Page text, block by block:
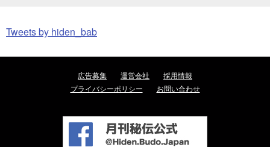
Tweets by hiden_bab
広告募集 運営会社
採用情報
プライバシーポリシー
お問い合わせ